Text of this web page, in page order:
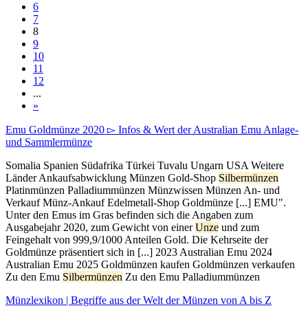
6
7
8
9
10
11
12
...
»
Emu Goldmünze 2020 ▻ Infos & Wert der Australian Emu Anlage-
und Sammlermünze
Somalia Spanien Südafrika Türkei Tuvalu Ungarn USA Weitere
Länder Ankaufsabwicklung Münzen Gold-Shop Silbermünzen
Platinmünzen Palladiummünzen Münzwissen Münzen An- und
Verkauf Münz-Ankauf Edelmetall-Shop Goldmünze [...] EMU".
Unter den Emus im Gras befinden sich die Angaben zum
Ausgabejahr 2020, zum Gewicht von einerUnze und zum
Feingehalt von 999,9/1000 Anteilen Gold. Die Kehrseite der
Goldmünze präsentiert sich in [...] 2023 Australian Emu 2024
Australian Emu 2025 Goldmünzen kaufen Goldmünzen verkaufen
Zu den Emu Silbermünzen Zu den Emu Palladiummünzen
Münzlexikon | Begriffe aus der Welt der Münzen von A bis Z